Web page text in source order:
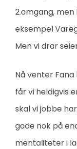
2.omgang,
eksempel
Men vi drar
Nå venter
får vi heldigvis
skal vi jobbe
gode nok på
mentaliteter i